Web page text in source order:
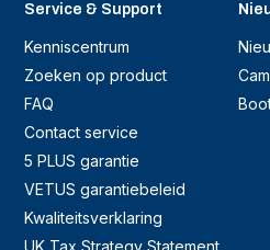
Service & Support
Kenniscentrum
Zoeken op product
FAQ
Contact service
5 PLUS garantie
VETUS garantiebeleid
Kwaliteitsverklaring
UK Tax Strategy Statement